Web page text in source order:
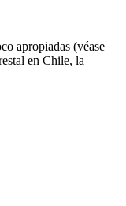
apropiadas (véase
en Chile, la